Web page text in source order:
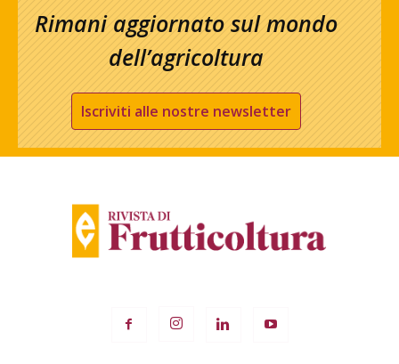
Rimani aggiornato sul mondo
dell’agricoltura
Iscriviti alle nostre newsletter